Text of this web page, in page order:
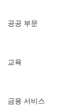
공공 부문
교육
금융 서비스